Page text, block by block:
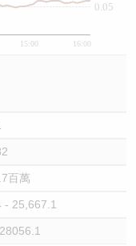
15:00 16:00
0.05
百萬
- 25,667.1